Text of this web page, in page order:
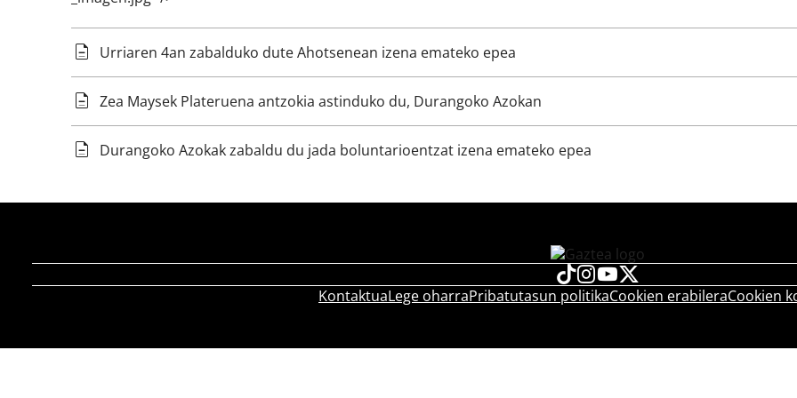
Urriaren 4an zabalduko dute Ahotsenean izena emateko epea
Zea Maysek Plateruena antzokia astinduko du, Durangoko Azokan
Durangoko Azokak zabaldu du jada boluntarioentzat izena emateko epea
KontaktuaLege oharraPribatutasun politikaCookien erabileraCookien